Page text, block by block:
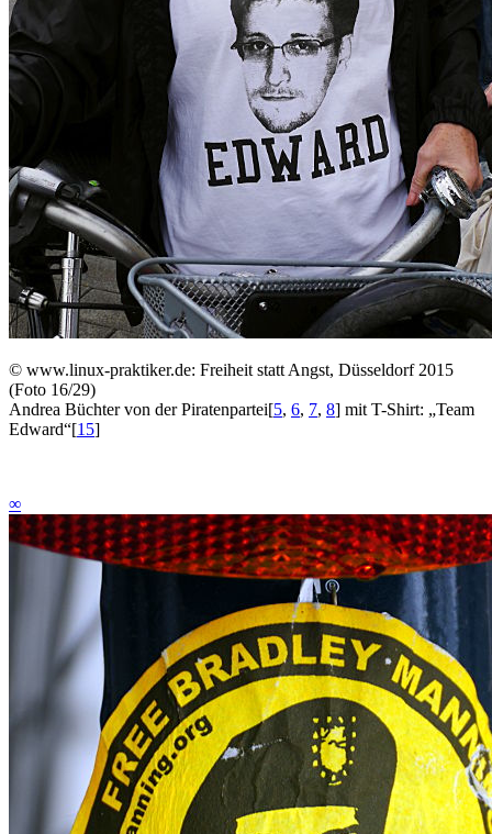
© www.linux-praktiker.de: Freiheit statt Angst, Düsseldorf 2015
(Foto 16/29)
Andrea Büchter von der Piratenpartei[5, 6, 7, 8] mit T-Shirt: „Team
Edward“[15]
∞